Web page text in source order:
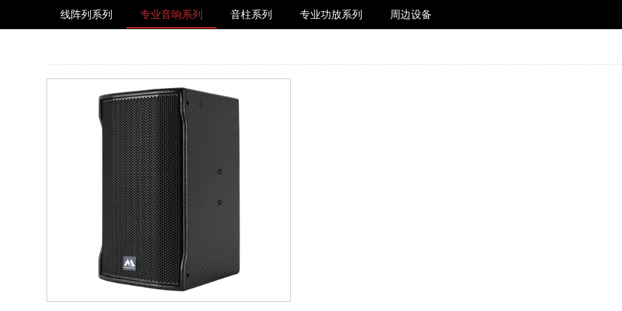
线阵列系列 专业音响系列 音柱系列 专业功放系列 周边设备